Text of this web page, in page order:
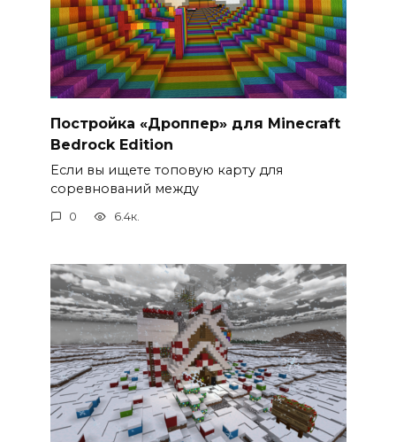
Постройка «Дроппер» для Minecraft
Bedrock Edition
Если вы ищете топовую карту для
соревнований между
0 6.4к.